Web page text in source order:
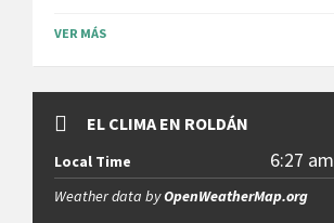
VER MÁS
EL CLIMA EN ROLDÁN
Local Time 6:27 am
Weather data byOpenWeatherMap.org